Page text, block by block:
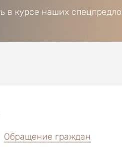
в курсе наших
Обращение граждан